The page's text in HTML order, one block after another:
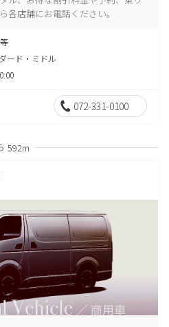
各店舗にお電話ください。
ード・ミドル
072-331-0100
592m